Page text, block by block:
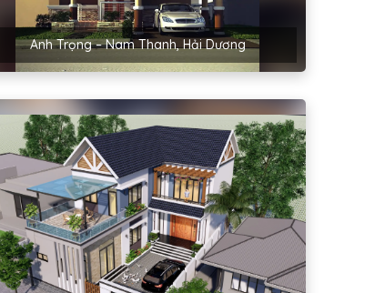
Anh Trọng – Nam Thanh, Hải Dương